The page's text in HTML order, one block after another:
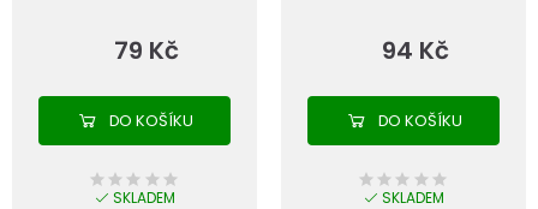
79 Kč
DO KOŠÍKU
SKLADEM
94 Kč
DO KOŠÍKU
SKLADEM